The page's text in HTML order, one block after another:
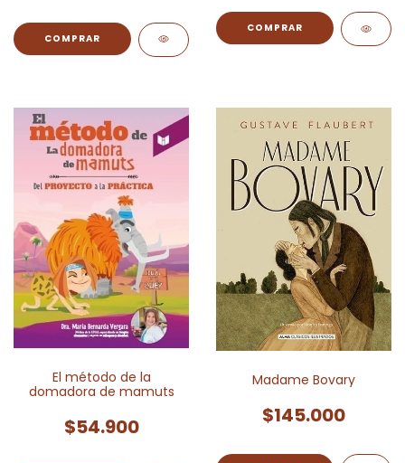
El método de la
domadora de mamuts
$54.900
Madame Bovary
$145.000